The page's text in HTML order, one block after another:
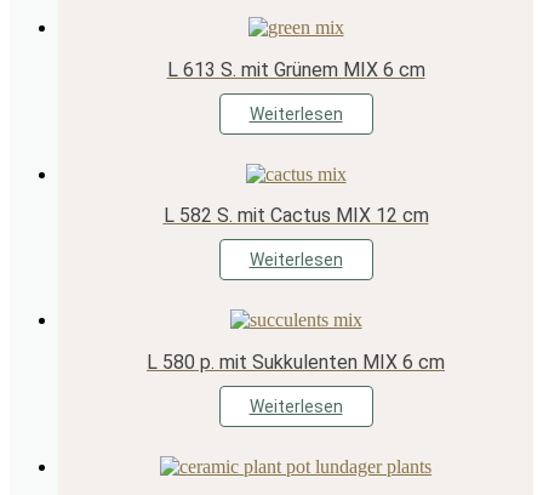
L 613 S. mit Grünem MIX 6 cm
Weiterlesen
L 582 S. mit Cactus MIX 12 cm
Weiterlesen
L 580 p. mit Sukkulenten MIX 6 cm
Weiterlesen